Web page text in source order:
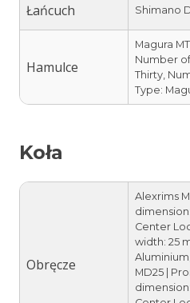
Łańcuch Shimano
Hamulce
Magura
Number
Thirty,
Type:
Koła
Obręcze
Alexrims
Center
width: 25
MD25 |